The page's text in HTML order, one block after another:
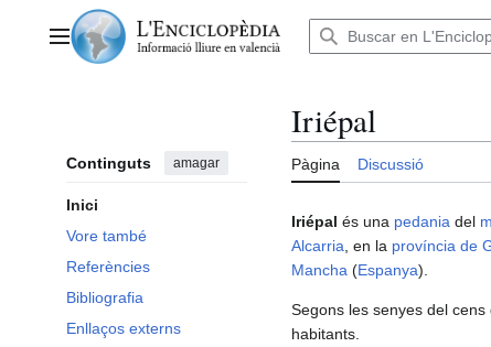
contingutMenú principal
Continguts amagar
Inici
Vore també
Referències
Bibliografia
Enllaços externs
Iriépal
Pàgina Discussió
Iriépal és una pedania del
Alcarria , en la província de
Mancha (Espanya).
Segons les senyes del cens
habitants.